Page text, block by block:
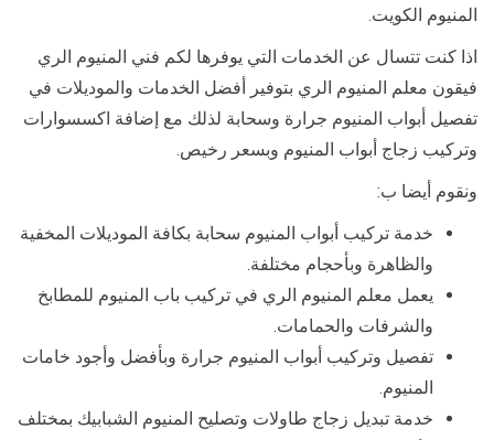
المنيوم الكويت.
اذا كنت تتسال عن الخدمات التي يوفرها لكم فني المنيوم الري
فيقون معلم المنيوم الري بتوفير أفضل الخدمات والموديلات في
تفصيل أبواب المنيوم جرارة وسحابة لذلك مع إضافة اكسسوارات
وتركيب زجاج أبواب المنيوم وبسعر رخيص.
ونقوم أيضا ب:
خدمة تركيب أبواب المنيوم سحابة بكافة الموديلات المخفية
والظاهرة وبأحجام مختلفة.
يعمل معلم المنيوم الري في تركيب باب المنيوم للمطابخ
والشرفات والحمامات.
تفصيل وتركيب أبواب المنيوم جرارة وبأفضل وأجود خامات
المنيوم.
خدمة تبديل زجاج طاولات وتصليح المنيوم الشبابيك بمختلف